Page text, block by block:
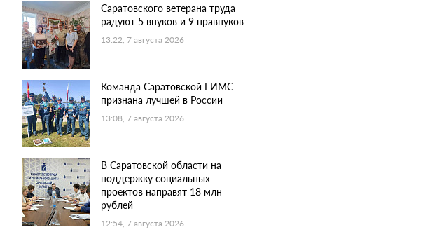
Саратовского ветерана труда
радуют 5 внуков и 9 правнуков
13:22, 7 августа 2026
Команда Саратовской ГИМС
признана лучшей в России
13:08, 7 августа 2026
В Саратовской области на
поддержку социальных
проектов направят 18 млн
рублей
12:54, 7 августа 2026